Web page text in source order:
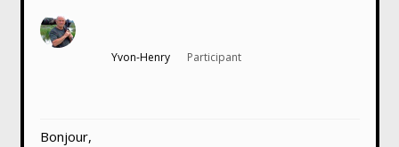
Yvon-Henry Participant
Bonjour,